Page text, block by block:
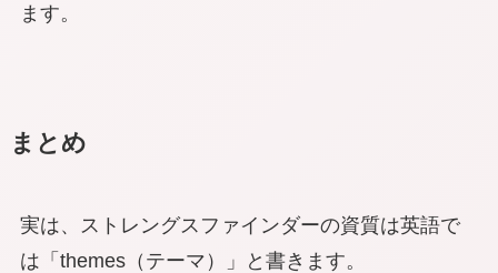
ます。
まとめ
実は、ストレングスファインダーの資質は英語で
は「themes（テーマ）」と書きます。